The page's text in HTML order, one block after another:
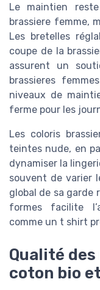
Le maintien
brassiere femme,
Les bretelles
coupe de la
assurent un
brassieres
niveaux de
ferme pour les
Les coloris
teintes nude, en
dynamiser la
souvent de varier
global de sa garde
formes facilite
comme un t shirt
Qualité
coton bio